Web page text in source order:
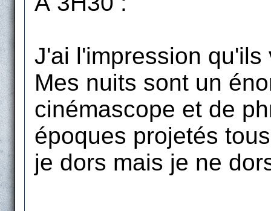
J'ai l'impression
Mes nuits sont un
cinémascope et de
époques projetés
je dors mais je ne